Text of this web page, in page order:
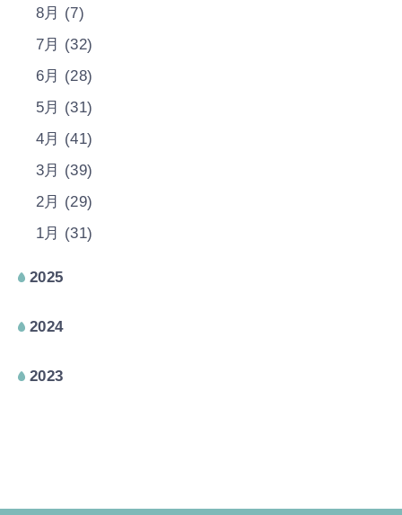
8月 (7)
7月 (32)
6月 (28)
5月 (31)
4月 (41)
3月 (39)
2月 (29)
1月 (31)
2025
2024
2023